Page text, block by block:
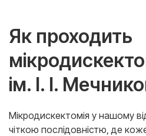
Як проходить
ім. І. І.
Мікродискектомія у нашому
чіткою послідовністю, де